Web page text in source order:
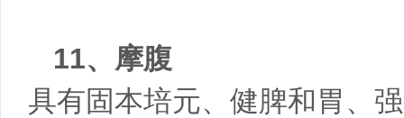
11、摩腹
具有固本培元、健脾和胃、